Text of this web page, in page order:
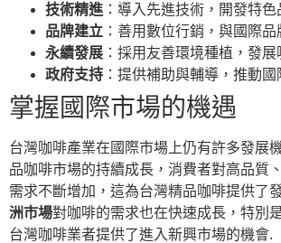
技術精進 ：導入先進技術，開發特色
品牌建立 ：善用數位行銷，與國際品
永續發展 ：採用友善環境種植，發
政府支持 ：提供補助與輔導，推動國
掌握國際市場的機遇
台灣咖啡產業在國際市場上仍有許多發展
品咖啡市場的持續成長，消費者對高品質
需求不斷增加，這為台灣精品咖啡提供了
洲市場對咖啡的需求也在快速成長，特別
台灣咖啡業者提供了進入新興市場的機會.